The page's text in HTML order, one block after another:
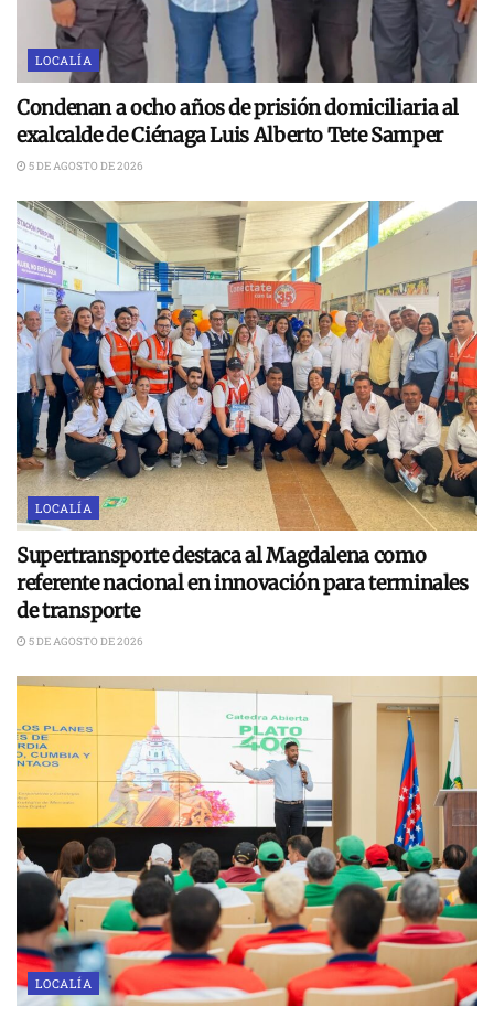
LOCALÍA
Condenan a ocho años de prisión domiciliaria al
exalcalde de Ciénaga Luis Alberto Tete Samper
5 DE AGOSTO DE 2026
LOCALÍA
Supertransporte destaca al Magdalena como
referente nacional en innovación para terminales
de transporte
5 DE AGOSTO DE 2026
LOCALÍA